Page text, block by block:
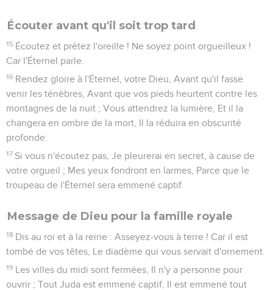
Écouter avant qu'il soit trop tard
15 Écoutez et prêtez l'oreille ! Ne soyez point orgueilleux !
Car l'Éternel parle.
16 Rendez gloire à l'Éternel, votre Dieu, Avant qu'il fasse
venir les ténèbres, Avant que vos pieds heurtent contre les
montagnes de la nuit ; Vous attendrez la lumière, Et il la
changera en ombre de la mort, Il la réduira en obscurité
profonde.
17 Si vous n'écoutez pas, Je pleurerai en secret, à cause de
votre orgueil ; Mes yeux fondront en larmes, Parce que le
troupeau de l'Éternel sera emmené captif.
Message de Dieu pour la famille royale
18 Dis au roi et à la reine : Asseyez-vous à terre ! Car il est
tombé de vos têtes, Le diadème qui vous servait d'ornement.
19 Les villes du midi sont fermées, Il n'y a personne pour
ouvrir ; Tout Juda est emmené captif, Il est emmené tout